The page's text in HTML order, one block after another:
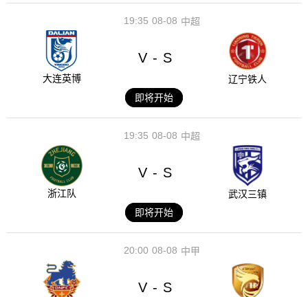
08-08
19:35 中超
大连英博
V - S
辽宁铁人
即将开始
08-08
19:35 中超
浙江队
V - S
武汉三镇
即将开始
08-08
20:00 中甲
V - S